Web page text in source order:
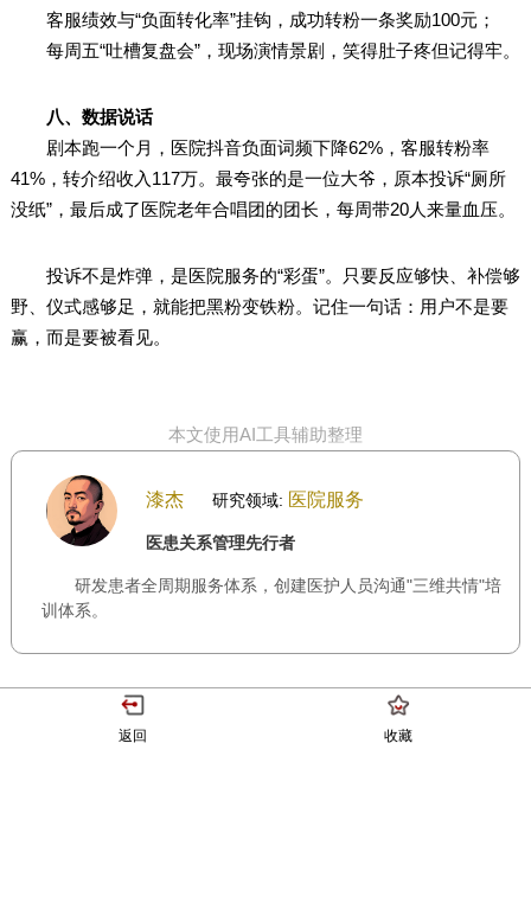
客服绩效与“负面转化率”挂钩，成功转粉一条奖励100元；
每周五“吐槽复盘会”，现场演情景剧，笑得肚子疼但记得牢。
八、数据说话
剧本跑一个月，医院抖音负面词频下降62%，客服转粉率
41%，转介绍收入117万。最夸张的是一位大爷，原本投诉“厕所
没纸”，最后成了医院老年合唱团的团长，每周带20人来量血压。
投诉不是炸弹，是医院服务的“彩蛋”。只要反应够快、补偿够
野、仪式感够足，就能把黑粉变铁粉。记住一句话：用户不是要
赢，而是要被看见。
本文使用AI工具辅助整理
漆杰 研究领域: 医院服务
医患关系管理先行者
研发患者全周期服务体系，创建医护人员沟通"三维共情"培
训体系。
返回 收藏